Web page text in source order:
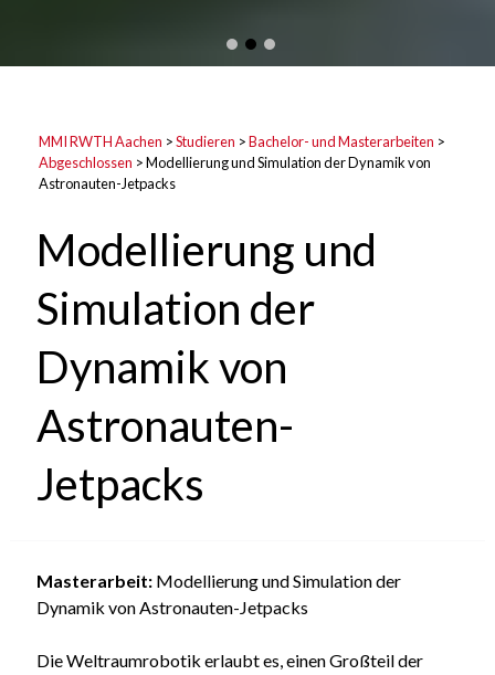
MMI RWTH Aachen >Studieren >Bachelor- und Masterarbeiten >
Abgeschlossen >Modellierung und Simulation der Dynamik von
Astronauten-Jetpacks
Modellierung und
Simulation der
Dynamik von
Astronauten-
Jetpacks
Masterarbeit:Modellierung und Simulation der
Dynamik von Astronauten-Jetpacks
Die Weltraumrobotik erlaubt es, einen Großteil der